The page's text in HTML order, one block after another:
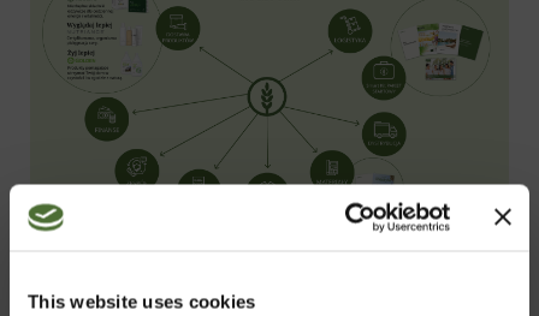
This website uses cookies